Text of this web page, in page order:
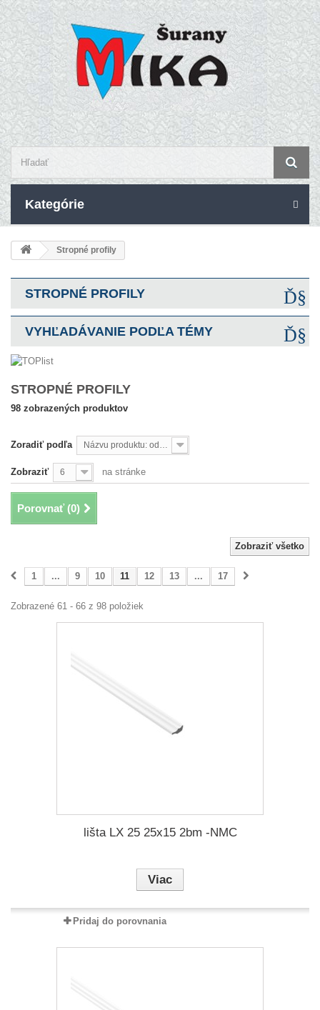
Kategórie
Stropné profily
STROPNÉ PROFILY
VYHĽADÁVANIE PODĽA TÉMY
STROPNÉ PROFILY
98 zobrazených produktov
Zoradiť podľa
Zobraziť 6 na stránke
Porovnať (0)
Zobraziť všetko
1 ... 9 10 11 12 13 ... 17
Zobrazené 61 - 66 z 98 položiek
lišta LX 25 25x15 2bm -NMC
Viac
Pridaj do porovnania